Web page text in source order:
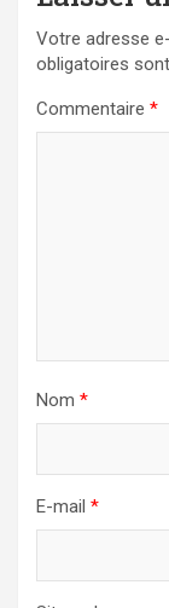
Votre adresse
obligatoires
Commentaire *
Nom *
E-mail *